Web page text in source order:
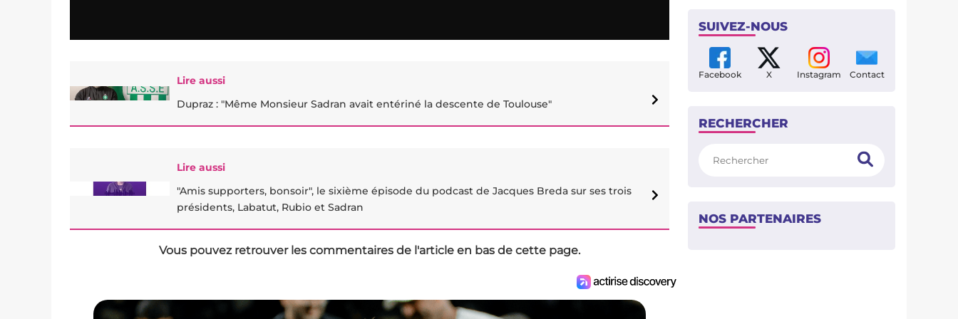
Lire aussi
Dupraz : "Même Monsieur Sadran avait entériné la descente de Toulouse"
Lire aussi
"Amis supporters, bonsoir", le sixième épisode du podcast de Jacques Breda sur ses trois
présidents, Labatut, Rubio et Sadran
Vous pouvez retrouver les commentaires de l'article en bas de cette page.
SUIVEZ-NOUS
Facebook X Instagram Contact
RECHERCHER
NOS PARTENAIRES